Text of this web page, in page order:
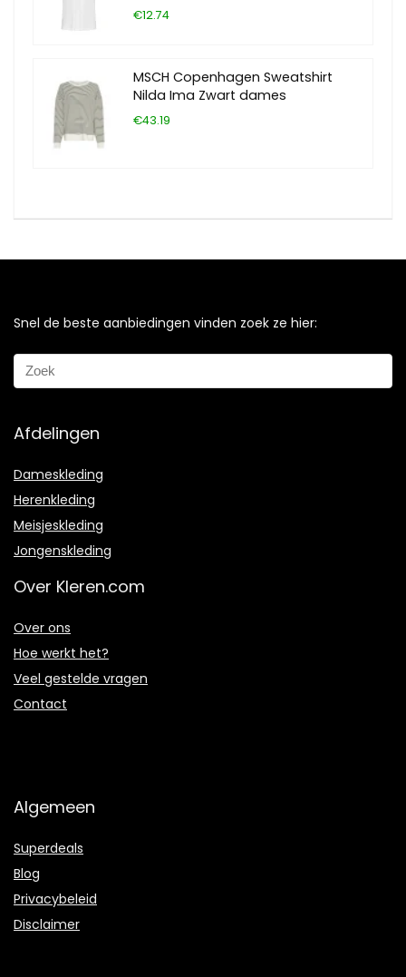
€12.74
MSCH Copenhagen Sweatshirt
Nilda Ima Zwart dames
€43.19
Snel de beste aanbiedingen vinden zoek ze hier:
Afdelingen
Dameskleding
Herenkleding
Meisjeskleding
Jongenskleding
Over Kleren.com
Over ons
Hoe werkt het?
Veel gestelde vragen
Contact
Algemeen
Superdeals
Blog
Privacybeleid
Disclaimer